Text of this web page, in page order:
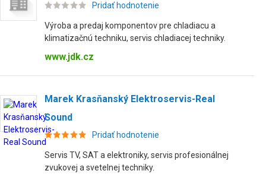
Pridať hodnotenie
Výroba a predaj komponentov pre chladiacu a
klimatizačnú techniku, servis chladiacej techniky.
www.jdk.cz
Marek Krasňanský Elektroservis-Real
Sound
Pridať hodnotenie
Servis TV, SAT a elektroniky, servis profesionálnej
zvukovej a svetelnej techniky.